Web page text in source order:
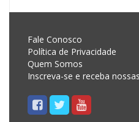
Fale Conosco
Política de Privacidade
Quem Somos
Inscreva-se e receba